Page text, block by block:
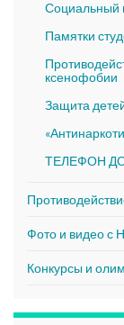
Социальный
Памятки
ксенофобии
Защита
ТЕЛЕФОН
Фото и видео с
Конкурсы и